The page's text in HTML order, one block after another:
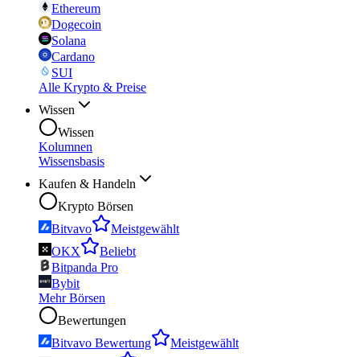
Ethereum
Dogecoin
Solana
Cardano
SUI
Alle Krypto & Preise
Wissen
Wissen
Kolumnen
Wissensbasis
Kaufen & Handeln
Krypto Börsen
Bitvavo
Meistgewählt
OKX
Beliebt
Bitpanda Pro
Bybit
Mehr Börsen
Bewertungen
Bitvavo Bewertung
Meistgewählt